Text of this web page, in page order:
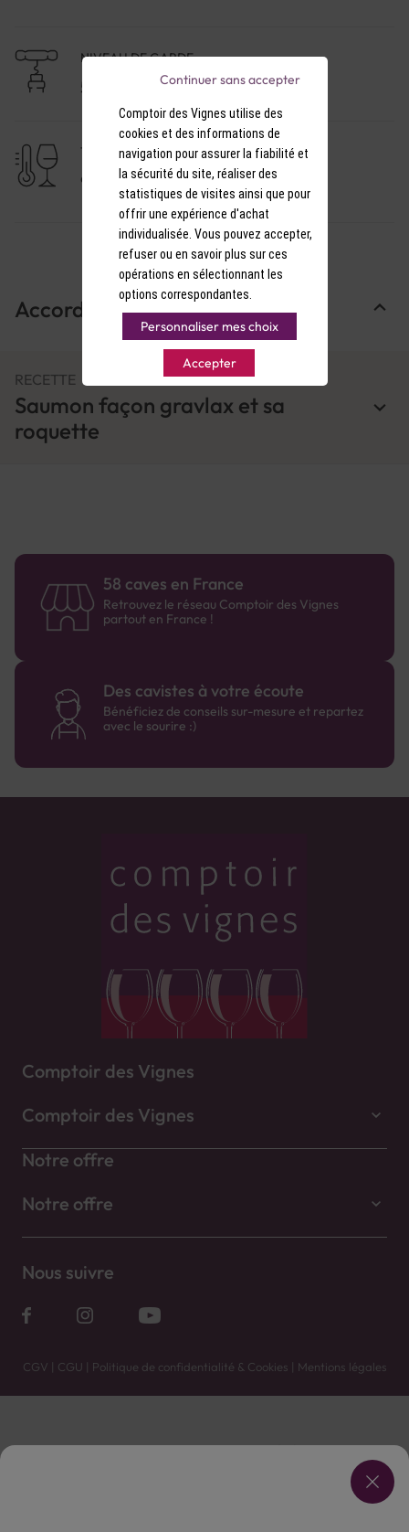
NIVEAU DE GARDE
5 à 10 ans
TEMPÉRATURE DE SERVICE
9-10°C
Accords Mets & Vins
RECETTE
Saumon façon gravlax et sa
roquette
58 caves en France
Retrouvez le réseau Comptoir des Vignes
partout en France !
Des cavistes à votre écoute
Bénéficiez de conseils sur-mesure et repartez
avec le sourire :)
Comptoir des Vignes
Comptoir des Vignes
Notre offre
Notre offre
Nous suivre
CGV | CGU | Politique de confidentialité & Cookies | Mentions légales
Vente uniquement en caves. Contactez votre caviste pour plus de renseignements.
L'ABUS D'ALCOOL EST DANGEREUX POUR LA SANTÉ, À CONSOMMER AVEC MODÉRATION.
Comptoir des Vignes utilise des
cookies et des informations de
navigation pour assurer la fiabilité et
la sécurité du site, réaliser des
statistiques de visites ainsi que pour
offrir une expérience d'achat
individualisée. Vous pouvez accepter,
refuser ou en savoir plus sur ces
opérations en sélectionnant les
options correspondantes.
Personnaliser mes choix
Accepter
Continuer sans accepter